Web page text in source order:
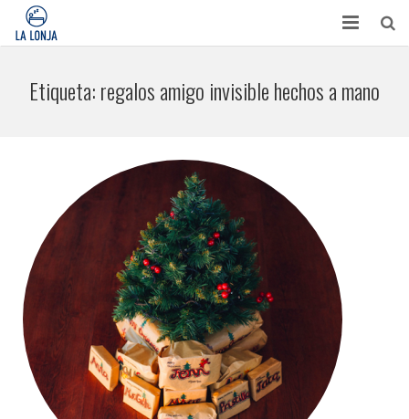
CONTACTO
APARTAMENTOS
Etiqueta:regalos amigo invisible hechos a mano